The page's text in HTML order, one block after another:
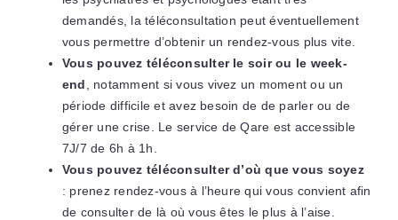
demandés, la téléconsultation peut éventuellement
vous permettre d’obtenir un rendez-vous plus vite.
Vous pouvez téléconsulter le soir ou le week-
end
, notamment si vous vivez un moment ou un
période difficile et avez besoin de de parler ou de
gérer une crise. Le service de Qare est accessible
7J/7 de 6h à 1h.
Vous pouvez téléconsulter d’où que vous soyez
: prenez rendez-vous à l’heure qui vous convient afin
de consulter de là où vous êtes le plus à l’aise.